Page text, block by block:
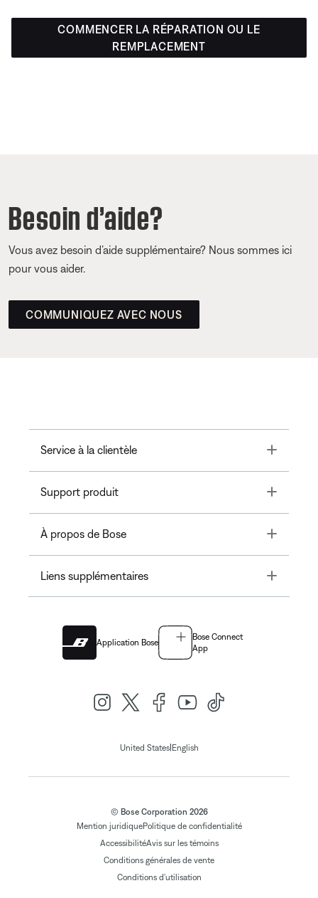
COMMENCER LA RÉPARATION OU LE
REMPLACEMENT
Besoin d’aide?
Vous avez besoin d’aide supplémentaire? Nous sommes ici
pour vous aider.
COMMUNIQUEZ AVEC NOUS
Service à la clientèle Toggle
Support produit Toggle
À propos de Bose Toggle
Liens supplémentaires Toggle
Application Bose
Bose Connect
App
United States| English
© Bose Corporation 2026
Mention juridiquePolitique de confidentialité
AccessibilitéAvis sur les témoins
Conditions générales de vente
Conditions d'utilisation